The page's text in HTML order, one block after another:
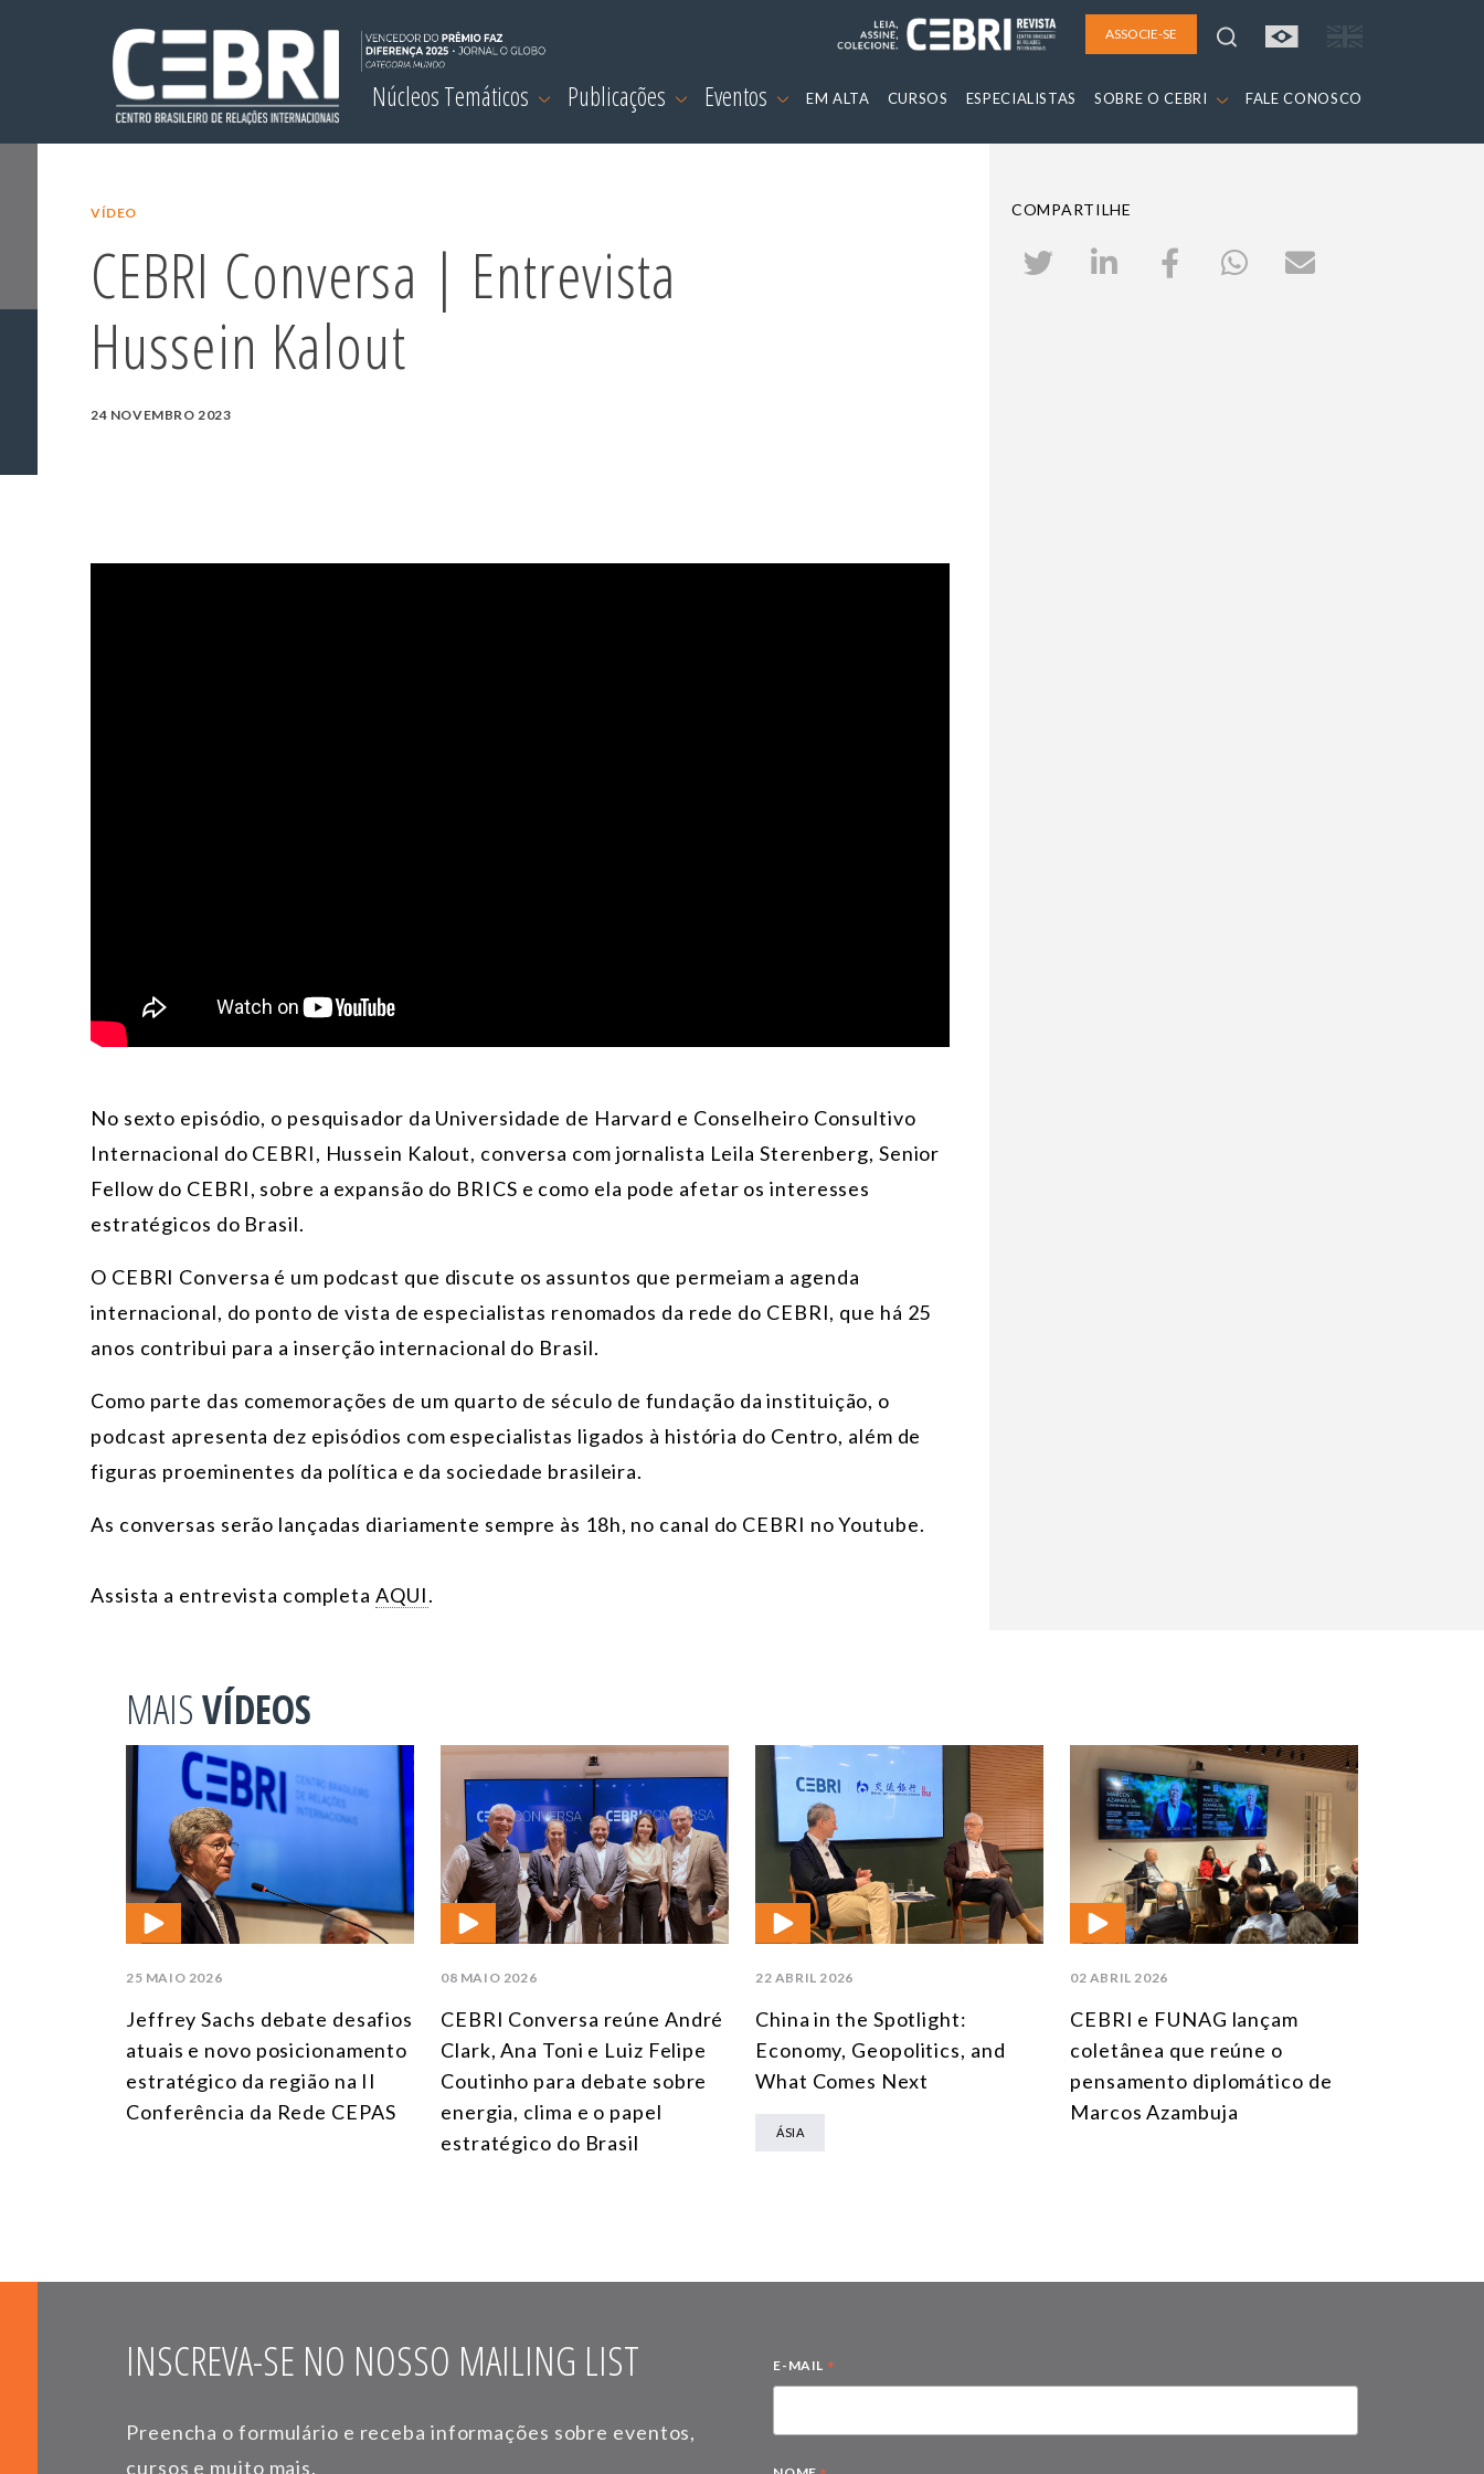
ASSOCIE-SE
Núcleos Temáticos Publicações Eventos EM ALTA CURSOS ESPECIALISTAS SOBRE O CEBRI FALE CONOSCO
VÍDEO
CEBRI Conversa | Entrevista
Hussein Kalout
24 NOVEMBRO 2023
No sexto episódio, o pesquisador da Universidade de Harvard e Conselheiro Consultivo
Internacional do CEBRI, Hussein Kalout, conversa com jornalista Leila Sterenberg, Senior
Fellow do CEBRI, sobre a expansão do BRICS e como ela pode afetar os interesses
estratégicos do Brasil.
O CEBRI Conversa é um podcast que discute os assuntos que permeiam a agenda
internacional, do ponto de vista de especialistas renomados da rede do CEBRI, que há 25
anos contribui para a inserção internacional do Brasil.
Como parte das comemorações de um quarto de século de fundação da instituição, o
podcast apresenta dez episódios com especialistas ligados à história do Centro, além de
figuras proeminentes da política e da sociedade brasileira.
As conversas serão lançadas diariamente sempre às 18h, no canal do CEBRI no Youtube.
Assista a entrevista completa AQUI.
COMPARTILHE
MAISVÍDEOS
25 MAIO 2026
Jeffrey Sachs debate desafios
atuais e novo posicionamento
estratégico da região na II
Conferência da Rede CEPAS
08 MAIO 2026
CEBRI Conversa reúne André
Clark, Ana Toni e Luiz Felipe
Coutinho para debate sobre
energia, clima e o papel
estratégico do Brasil
22 ABRIL 2026
China in the Spotlight:
Economy, Geopolitics, and
What Comes Next
ÁSIA
02 ABRIL 2026
CEBRI e FUNAG lançam
coletânea que reúne o
pensamento diplomático de
Marcos Azambuja
INSCREVA-SE NO NOSSO MAILING LIST
Preencha o formulário e receba informações sobre eventos,
cursos e muito mais.
E-MAIL *